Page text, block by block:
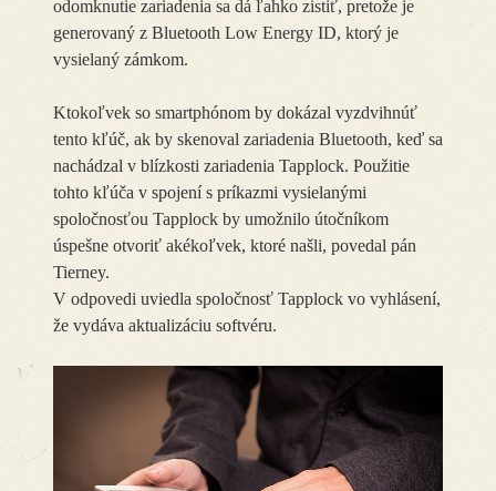
odomknutie zariadenia sa dá ľahko zistiť, pretože je
generovaný z Bluetooth Low Energy ID, ktorý je
vysielaný zámkom.
Ktokoľvek so smartphónom by dokázal vyzdvihnúť
tento kľúč, ak by skenoval zariadenia Bluetooth, keď sa
nachádzal v blízkosti zariadenia Tapplock. Použitie
tohto kľúča v spojení s príkazmi vysielanými
spoločnosťou Tapplock by umožnilo útočníkom
úspešne otvoriť akékoľvek, ktoré našli, povedal pán
Tierney.
V odpovedi uviedla spoločnosť Tapplock vo vyhlásení,
že vydáva aktualizáciu softvéru.